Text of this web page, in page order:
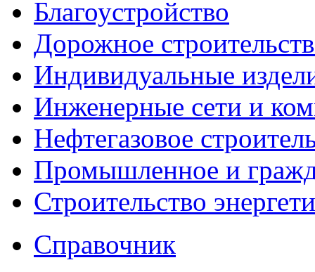
Благоустройство
Дорожное
Индивидуальные
Инженерные сети и
Нефтегазовое
Промышленное и
Строительство
Справочник